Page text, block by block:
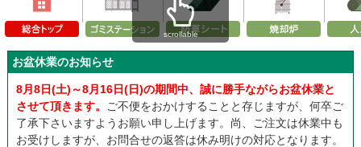
scrollable
お盆休業のお知らせ
8月8日(土)～8月16日(日)の期間中、誠に勝手ながらお盆休業と
させて頂きます。
ご不便をおかけすることと存じますが、何卒ご
了承下さいますようお願い申し上げます。尚、ご注文は休業中も
お受けしますが、お問合せの返答は休み明けの対応となります。